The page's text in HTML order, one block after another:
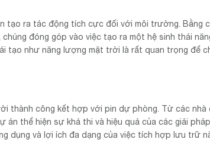
tạo ra tác động tích cực đối với môi trường. Bằng
đóng góp vào việc tạo ra một hệ sinh thái
tạo như năng lượng mặt trời là rất quan trọng để
thành công kết hợp với pin dự phòng. Từ các nhà
thể hiện sự khả thi và hiệu quả của các giải
dụng và lợi ích đa dạng của việc tích hợp lưu trữ